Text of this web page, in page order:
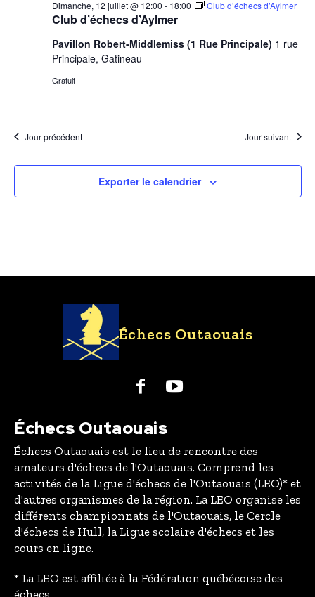
Club d’échecs d’Aylmer
Dimanche, 12 juillet @ 12:00 - 18:00 Club d’échecs d’Aylmer
Pavillon Robert-Middlemiss (1 Rue Principale) 1 rue
Principale, Gatineau
Gratuit
Jour précédent Jour suivant
Exporter le calendrier
Échecs Outaouais
Échecs Outaouais
Échecs Outaouais est le lieu de rencontre des
amateurs d'échecs de l'Outaouais. Comprend les
activités de la Ligue d'échecs de l'Outaouais (LEO)* et
d'autres organismes de la région. La LEO organise les
différents championnats de l'Outaouais, le Cercle
d'échecs de Hull, la Ligue scolaire d'échecs et les
cours en ligne.
* La LEO est affiliée à la Fédération québécoise des
échecs.